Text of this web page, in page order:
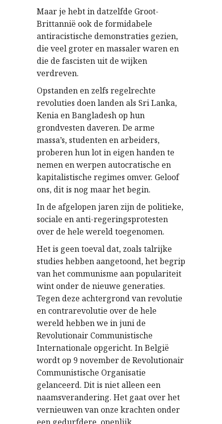
Maar je hebt in datzelfde Groot-
Brittannië ook de formidabele
antiracistische demonstraties gezien,
die veel groter en massaler waren en
die de fascisten uit de wijken
verdreven.
Opstanden en zelfs regelrechte
revoluties doen landen als Sri Lanka,
Kenia en Bangladesh op hun
grondvesten daveren. De arme
massa’s, studenten en arbeiders,
proberen hun lot in eigen handen te
nemen en werpen autocratische en
kapitalistische regimes omver. Geloof
ons, dit is nog maar het begin.
In de afgelopen jaren zijn de politieke,
sociale en anti-regeringsprotesten
over de hele wereld toegenomen.
Het is geen toeval dat, zoals talrijke
studies hebben aangetoond, het begrip
van het communisme aan populariteit
wint onder de nieuwe generaties.
Tegen deze achtergrond van revolutie
en contrarevolutie over de hele
wereld hebben we in juni de
Revolutionair Communistische
Internationale opgericht. In België
wordt op 9 november de Revolutionair
Communistische Organisatie
gelanceerd. Dit is niet alleen een
naamsverandering. Het gaat over het
vernieuwen van onze krachten onder